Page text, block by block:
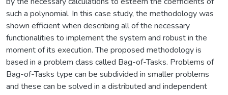
such a polynomial. In this case study, the methodology was
shown efficient when describing all of the necessary
functionalities to implement the system and robust in the
moment of its execution. The proposed methodology is
based in a problem class called Bag-of-Tasks. Problems of
Bag-of-Tasks type can be subdivided in smaller problems
and these can be solved in a distributed and independent